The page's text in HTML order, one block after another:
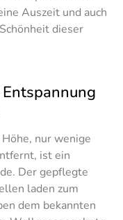
Auszeit und auch
dieser
nur wenige
ist ein
Der gepflegte
laden zum
dem bekannten